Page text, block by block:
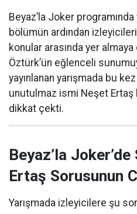
Beyaz’la Joker
bölümün ardından
konular arasında yer
Öztürk’ün eğlenceli
yayınlanan yarışmada bu
unutulmaz ismi Neşet Ertaş
dikkat çekti.
Beyaz’la
Ertaş Sorusunun
Yarışmada izleyicilere şu